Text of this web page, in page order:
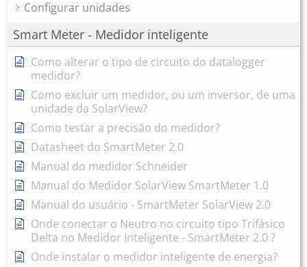
Configurar unidades
Smart Meter - Medidor inteligente
Como alterar o tipo de circuito do datalogger
medidor?
Como excluir um medidor, ou um inversor, de uma
unidade da SolarView?
Como testar a precisão do medidor?
Datasheet do SmartMeter 2.0
Manual do medidor Schneider
Manual do Medidor SolarView SmartMeter 1.0
Manual do usuário - SmartMeter SolarView 2.0
Onde conectar o Neutro no circuito tipo Trifásico
Delta no Medidor Inteligente - SmartMeter 2.0 ?
Onde instalar o medidor inteligente de energia?